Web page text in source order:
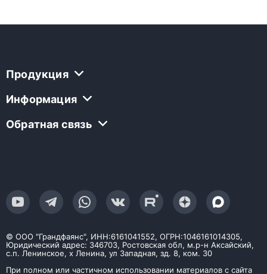
Продукция
Информация
Обратная связь
© ООО "Грандфаянс", ИНН:6161041552, ОГРН:1046161014305,
Юридический адрес: 346703, Ростовская обл, м.р-н Аксайский,
с.п. Ленинское, х Ленина, ул Западная, зд. 8, ком. 30
При полном или частичном использовании материалов с сайта